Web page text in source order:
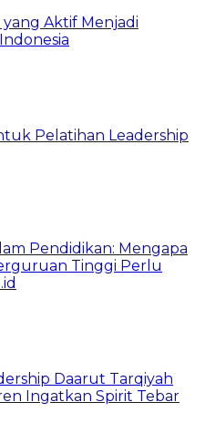
Aktif Menjadi
Pelatihan Leadership
Pendidikan: Mengapa
Tinggi Perlu
Daarut Tarqiyah
Ingatkan Spirit Tebar